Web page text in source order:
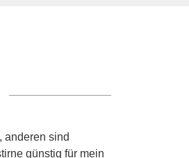
anderen sind
günstig für mein